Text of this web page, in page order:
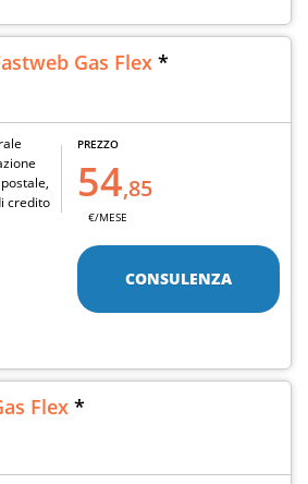
Gas Flex *
credito
PREZZO
54,85
€/MESE
CONSULENZA
Flex *